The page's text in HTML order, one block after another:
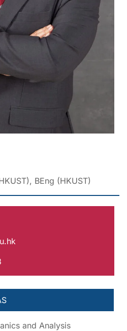
BEng (HKUST)
and Analysis